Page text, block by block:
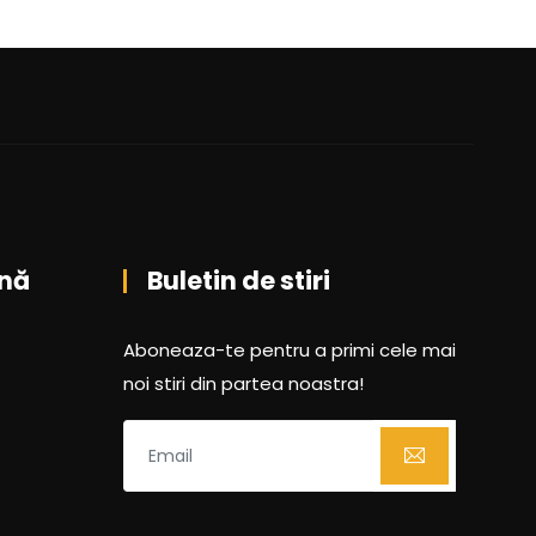
Buletin de stiri
Aboneaza-te pentru a primi cele mai
noi stiri din partea noastra!